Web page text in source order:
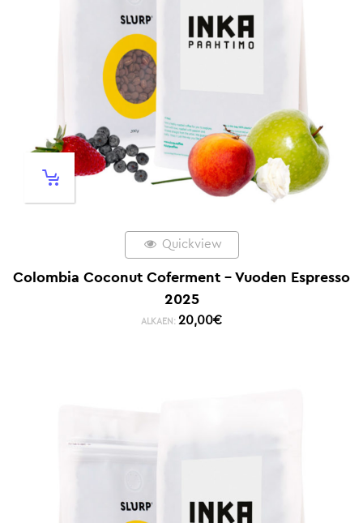
Quickview
Colombia Coconut Coferment – Vuoden Espresso
2025
ALKAEN: 20,00€